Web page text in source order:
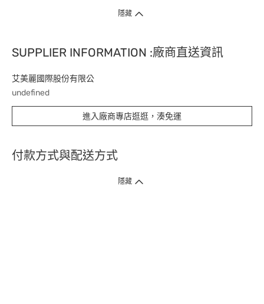
隱藏
SUPPLIER INFORMATION :廠商直送資訊
艾美麗國際股份有限公
undefined
進入廠商專店逛逛，湊免運
付款方式與配送方式
隱藏